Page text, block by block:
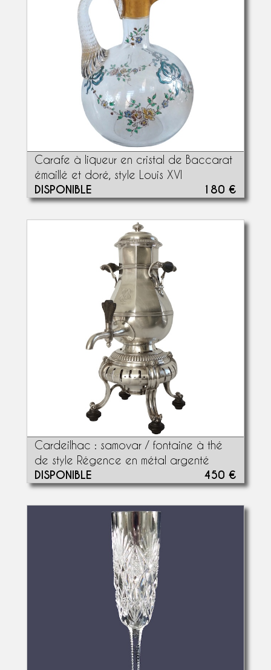
Carafe à liqueur en cristal de Baccarat
émaillé et doré, style Louis XVI
DISPONIBLE 180 €
Cardeilhac : samovar / fontaine à thé
de style Régence en métal argenté
DISPONIBLE 450 €